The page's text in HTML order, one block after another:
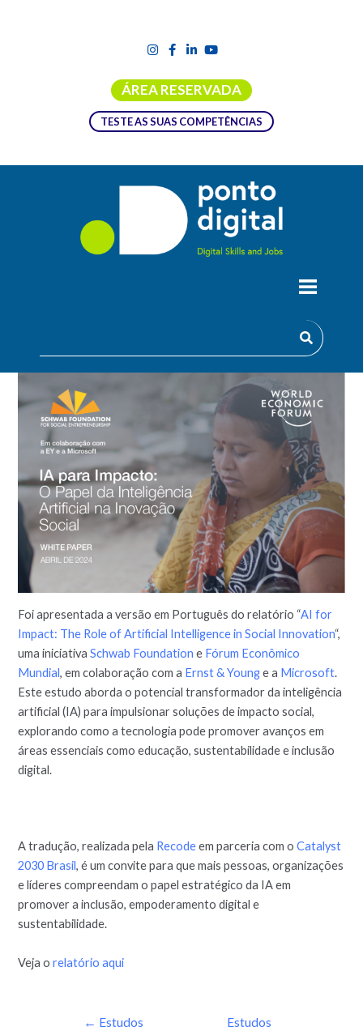
ÁREA RESERVADA
TESTE AS SUAS COMPETÊNCIAS
Foi apresentada a versão em Português do relatório “AI for
Impact: The Role of Artificial Intelligence in Social Innovation“,
uma iniciativaSchwab Foundation e Fórum Econômico
Mundial, em colaboração com a Ernst & Younge a Microsoft.
Este estudo aborda o potencial transformador da inteligência
artificial (IA) para impulsionar soluções de impacto social,
explorando como a tecnologia pode promover avanços em
áreas essenciais como educação, sustentabilidade e inclusão
digital.
A tradução, realizada pela Recodeem parceria com oCatalyst
2030 Brasil, é um convite para que mais pessoas, organizações
e líderes compreendam o papel estratégico da IA em
promover a inclusão, empoderamento digital e
sustentabilidade.
Veja orelatório aqui
← Estudos
Estudos